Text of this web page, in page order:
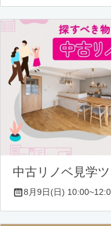
中古リノベ見学
8月9日(日)